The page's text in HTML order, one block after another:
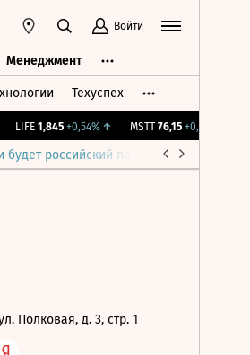
Войти
Менеджмент
Техуспех
LIFE 1,845 +0,54%↑ MSTT 76,15 +0,2%
российский парламент
Полковая, д. 3, стр. 1